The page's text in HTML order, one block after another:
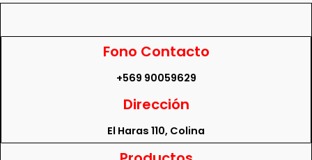
Fono Contacto
+569 90059629
Dirección
El Haras 110, Colina